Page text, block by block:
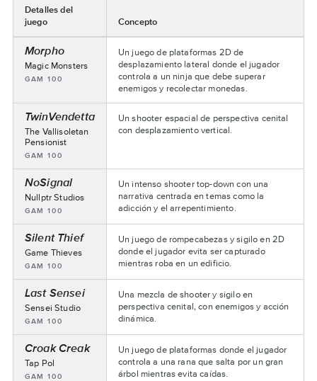
Vertical
Slice
Detalles del
juego
Concepto
Morpho
Nombre
del
Magic Monsters
Asignaturas:
GAM 100
Un juego de plataformas 2D de
desplazamiento lateral donde el jugador
controla a un ninja que debe superar
enemigos y recolectar monedas.
TwinVendetta
Nombre
del
equipo:
The Vallisoletan
Pensionist
Asignaturas:
GAM 100
Un shooter espacial de perspectiva cenital
con desplazamiento vertical.
NoSignal
Nombre
del
Nullptr Studios
Asignaturas:
GAM 100
Un intenso shooter top-down con una
narrativa centrada en temas como la
adicción y el arrepentimiento.
Silent Thief
Game
Team:
Game Thieves
Asignaturas:
GAM 100
Un juego de rompecabezas y sigilo en 2D
donde el jugador evita ser capturado
mientras roba en un edificio.
Last Sensei
Nombre
del
Sensei Studio
Asignaturas:
GAM 100
Una mezcla de shooter y sigilo en
perspectiva cenital, con enemigos y acción
dinámica.
Croak Creak
Nombre
del
Tap Pol
Asignaturas:
GAM 100
Un juego de plataformas donde el jugador
controla a una rana que salta por un gran
árbol mientras evita caídas.